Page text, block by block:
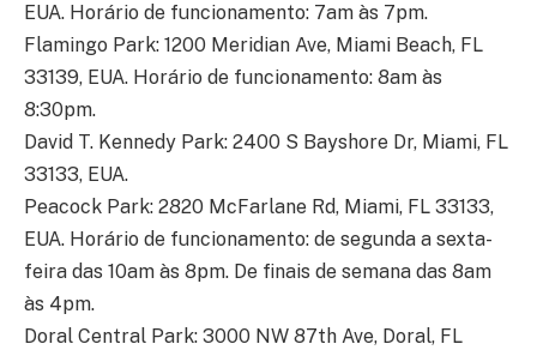
EUA. Horário de funcionamento: 7am às 7pm.
Flamingo Park: 1200 Meridian Ave, Miami Beach, FL
33139, EUA. Horário de funcionamento: 8am às
8:30pm.
David T. Kennedy Park: 2400 S Bayshore Dr, Miami, FL
33133, EUA.
Peacock Park: 2820 McFarlane Rd, Miami, FL 33133,
EUA. Horário de funcionamento: de segunda a sexta-
feira das 10am às 8pm. De finais de semana das 8am
às 4pm.
Doral Central Park: 3000 NW 87th Ave, Doral, FL